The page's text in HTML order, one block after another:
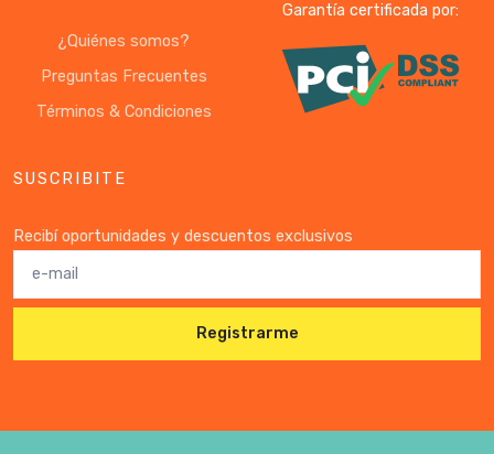
¿Quiénes somos?
Preguntas Frecuentes
Términos & Condiciones
Garantía certificada por:
SUSCRIBITE
Recibí oportunidades y descuentos exclusivos
Registrarme